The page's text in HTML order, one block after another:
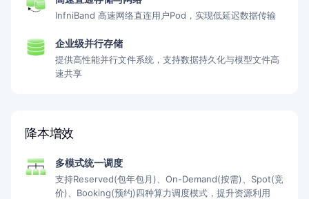
InfniBand 高速网络直连用户Pod，实现低延迟数据传输
企业级并行存储
提供高性能并行文件系统，支持数据持久化与模型文件高
速共享
降本增效
多模式统一调度
支持Reserved(包年包月)、On-Demand(按需)、Spot(竞
价)、Booking(预约)四种算力调度模式，提升资源利用